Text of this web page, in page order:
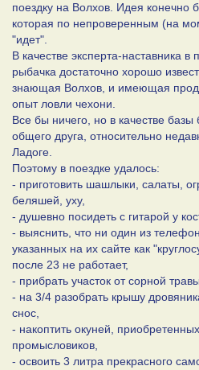
поездку на Волхов. Идея конечно
которая по непроверенным (на
"идет".
В качестве эксперта-наставника в
рыбачка достаточно хорошо
знающая Волхов, и имеющая
опыт ловли чехони.
Все бы ничего, но в качестве
общего друга, относительно
Ладоге.
Поэтому в поездке удалось:
- приготовить шашлыки, салаты,
беляшей, уху,
- душевно посидеть с гитарой у
- выяснить, что ни один из
указанных на их сайте как
после 23 не работает,
- прибрать участок от сорной
- на 3/4 разобрать крышу
снос,
- накоптить окуней,
промысловиков,
- освоить 3 литра прекрасного